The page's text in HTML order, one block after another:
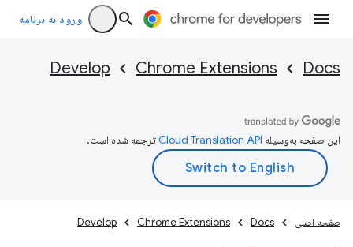
ورود به برنامه
Docs
Chrome Extensions
Develop
این صفحه به‌وسیله ترجمه شده است.
صفحه اصلی Docs
Chrome Extensions
Develop